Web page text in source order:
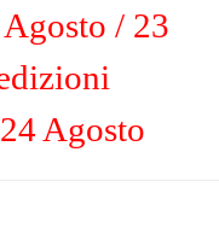
/ 23
Agosto